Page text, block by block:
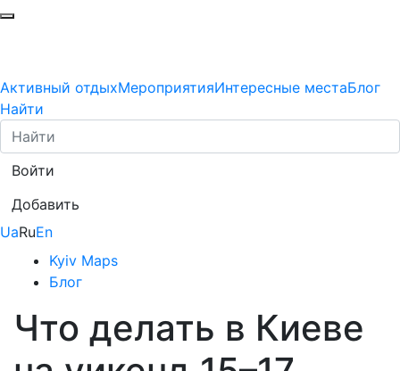
Активный отдыхМероприятияИнтересные местаБлог
Найти
Войти
Добавить
UaRuEn
Kyiv Maps
Блог
Что делать в Киеве